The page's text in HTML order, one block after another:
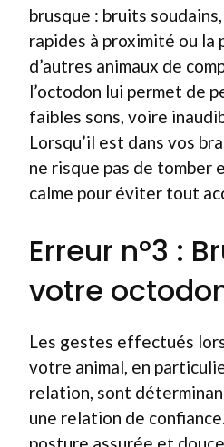
brusque : bruits
rapides à proximité ou la
d’autres animaux de
l’octodon lui permet de
faibles sons, voire
Lorsqu’il est dans vos
ne risque pas de tomber
calme pour éviter tout
Erreur n°3 :
votre
Les gestes effectués
votre animal, en
relation, sont
une relation de